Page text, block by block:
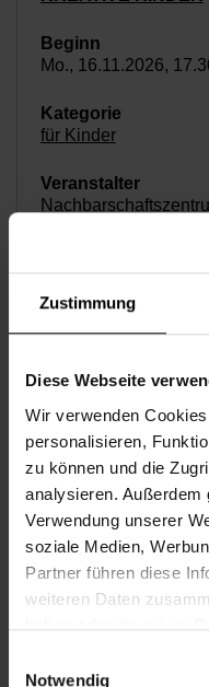
Zustimmung
Diese Webseite
Wir verwenden
personalisieren,
zu können und die
analysieren. Außerdem
Verwendung unserer
soziale Medien,
Partner führen diese
weiteren Daten
haben oder die sie im
Notwendig
Mo., 16.11.2026,
für Kinder
PLAUDERRAUM
Mi., 18.11.2026,
für Kinder
NURSERY